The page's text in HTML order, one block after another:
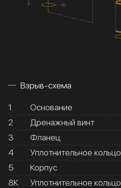
Взрыв-схема
1
Основание
2
Дренажный винт
3
Фланец
4
Уплотнительное кольцо
5
Корпус
8К
Уплотнительное кольцо